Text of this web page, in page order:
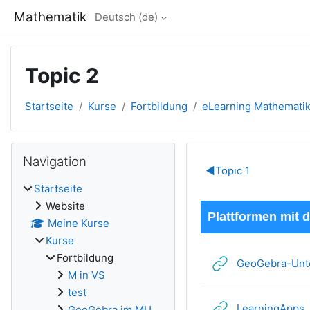
Mathematik Deutsch ‎(de)‎
Topic 2
Startseite Kurse Fortbildung eLearning Mathematik
◀︎Topic 1
Plattformen mit
GeoGebra-
Blöcke
Navigation
Startseite
Website
Meine Kurse
Kurse
Fortbildung
M in VS
test